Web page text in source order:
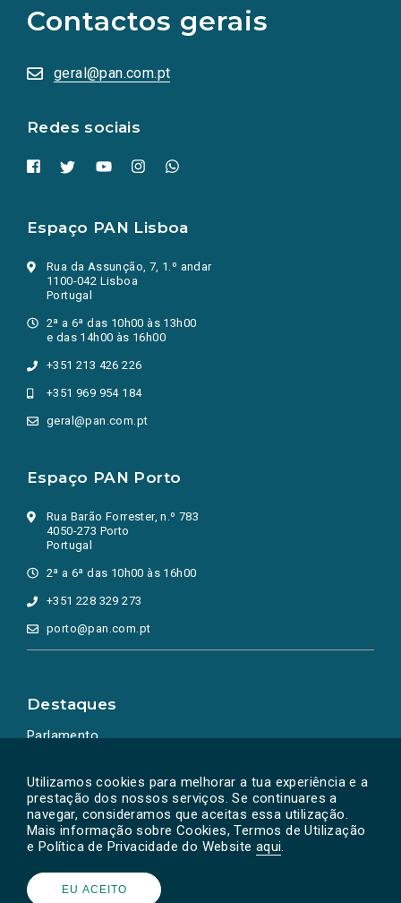
Utilizamos cookies para melhorar a tua experiência e a
prestação dos nossos serviços. Se continuares a
navegar, consideramos que aceitas essa utilização.
Mais informação sobre Cookies, Termos de Utilização
e Política de Privacidade do Website aqui.
EU ACEITO
Contactos gerais
geral@pan.com.pt
Redes sociais
redes
sociais
numa
nova
Espaço PAN Lisboa
Rua da Assunção, 7, 1.º andar
1100-042 Lisboa
Portugal
2ª a 6ª das 10h00 às 13h00
e das 14h00 às 16h00
+351 213 426 226
+351 969 954 184
geral@pan.com.pt
Espaço PAN Porto
Rua Barão Forrester, n.º 783
4050-273 Porto
Portugal
2ª a 6ª das 10h00 às 16h00
+351 228 329 273
porto@pan.com.pt
Destaques
Parlamento
Powered by © PAN 2026